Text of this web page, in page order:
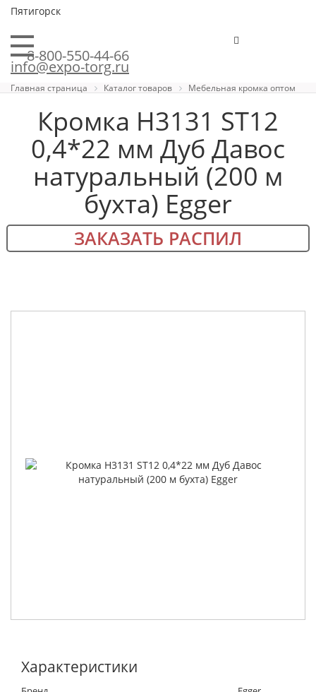
Пятигорск
8-800-550-44-66
info@expo-torg.ru
Главная страница Каталог товаров Мебельная кромка оптом
Кромка H3131 ST12
0,4*22 мм Дуб Давос
натуральный (200 м
бухта) Egger
ЗАКАЗАТЬ РАСПИЛ
Характеристики